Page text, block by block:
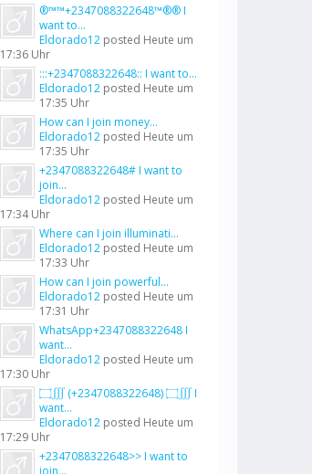
®™™+2347088322648™®® I
want to...
Eldorado12 posted Heute um
17:36 Uhr
:::+2347088322648:: I want to...
Eldorado12 posted Heute um
17:35 Uhr
How can I join money...
Eldorado12 posted Heute um
17:35 Uhr
+2347088322648# I want to
join...
Eldorado12 posted Heute um
17:34 Uhr
Where can I join illuminati...
Eldorado12 posted Heute um
17:33 Uhr
How can I join powerful...
Eldorado12 posted Heute um
17:31 Uhr
WhatsApp+2347088322648 I
want...
Eldorado12 posted Heute um
17:30 Uhr
۝∭ (+2347088322648) ۝∭ I
want...
Eldorado12 posted Heute um
17:29 Uhr
+2347088322648>> I want to
join...